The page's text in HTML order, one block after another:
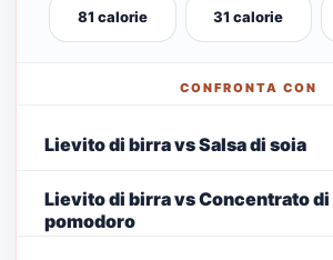
81 calorie 31 calorie
CONFRONTA CON
Lievito di birra vs Salsa di soia
Lievito di birra vs Concentrato di
pomodoro